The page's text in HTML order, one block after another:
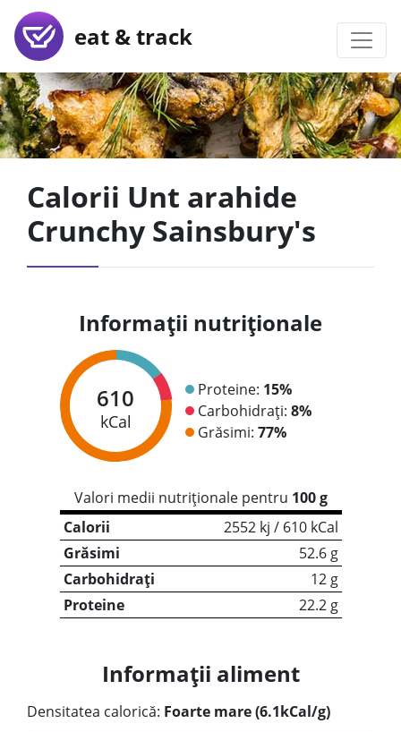
eat & track
Calorii Unt arahide
Crunchy Sainsbury's
Informații nutriționale
610
kCal
Proteine: 15%
Carbohidrați: 8%
Grăsimi: 77%
Valori medii nutriționale pentru 100 g
Calorii
2552 kj / 610 kCal
Grăsimi
52.6 g
Carbohidrați
12 g
Proteine
22.2 g
Informații aliment
Densitatea calorică: Foarte mare (6.1kCal/g)